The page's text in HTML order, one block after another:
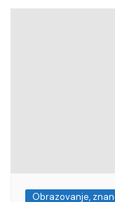
Obrazovanje,